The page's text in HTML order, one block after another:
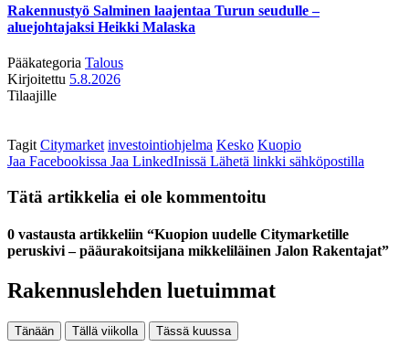
Rakennustyö Salminen laajentaa Turun seudulle –
aluejohtajaksi Heikki Malaska
Pääkategoria Talous
Kirjoitettu 5.8.2026
Tilaajille
Tagit Citymarket investointiohjelma Kesko Kuopio
Jaa Facebookissa Jaa LinkedInissä Lähetä linkki sähköpostilla
Tätä artikkelia ei ole kommentoitu
0 vastausta artikkeliin “Kuopion uudelle Citymarketille
peruskivi – pääurakoitsijana mikkeliläinen Jalon Rakentajat”
Rakennuslehden luetuimmat
Tänään Tällä viikolla Tässä kuussa